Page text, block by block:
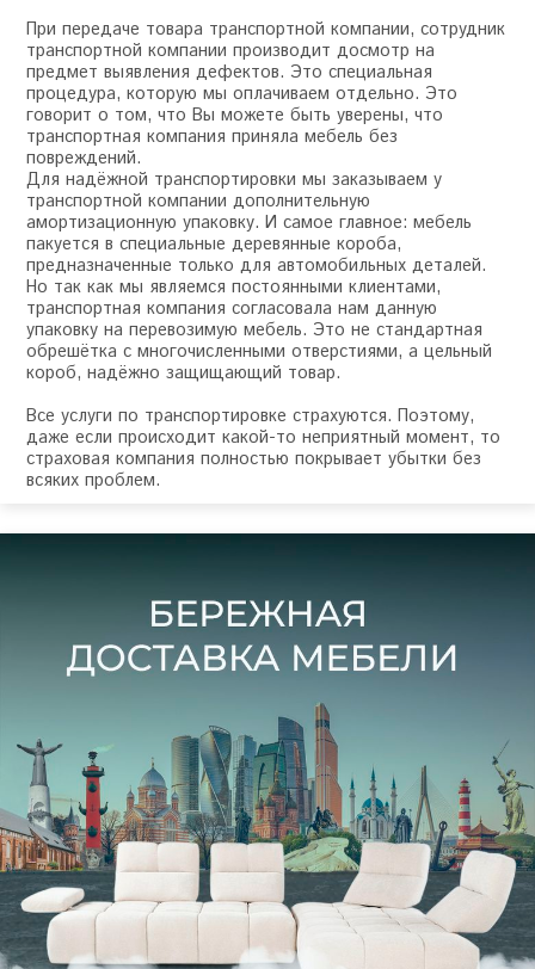
При передаче товара транспортной компании, сотрудник
транспортной компании производит досмотр на
предмет выявления дефектов. Это специальная
процедура, которую мы оплачиваем отдельно. Это
говорит о том, что Вы можете быть уверены, что
транспортная компания приняла мебель без
повреждений.
Для надёжной транспортировки мы заказываем у
транспортной компании дополнительную
амортизационную упаковку. И самое главное: мебель
пакуется в специальные деревянные короба,
предназначенные только для автомобильных деталей.
Но так как мы являемся постоянными клиентами,
транспортная компания согласовала нам данную
упаковку на перевозимую мебель. Это не стандартная
обрешётка с многочисленными отверстиями, а цельный
короб, надёжно защищающий товар.
Все услуги по транспортировке страхуются. Поэтому,
даже если происходит какой-то неприятный момент, то
страховая компания полностью покрывает убытки без
всяких проблем.